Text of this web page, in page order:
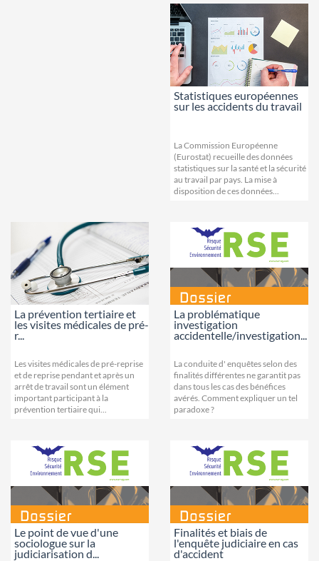
Statistiques européennes
sur les accidents du travail
La Commission Européenne
(Eurostat) recueille des données
statistiques sur la santé et la sécurité
au travail par pays. La mise à
disposition de ces données...
La prévention tertiaire et
les visites médicales de pré-
r...
Les visites médicales de pré-reprise
et de reprise pendant et après un
arrêt de travail sont un élément
important participant à la
prévention tertiaire qui...
La problématique
investigation
accidentelle/investigation...
La conduite d' enquêtes selon des
finalités différentes ne garantit pas
dans tous les cas des bénéfices
avérés. Comment expliquer un tel
paradoxe ?
Le point de vue d'une
sociologue sur la
judiciarisation d...
Finalités et biais de
l'enquête judiciaire en cas
d'accident